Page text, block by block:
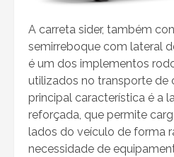
A carreta sider, também
semirreboque com lateral
é um dos implementos
utilizados no transporte de
principal característica é a
reforçada, que permite
lados do veículo de forma
necessidade de